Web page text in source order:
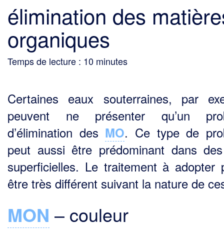
élimination des
organiques
Temps de lecture : 10 minutes
Certaines eaux souterraines, par
peuvent ne présenter qu’un
d’élimination des MO. Ce type de
peut aussi être prédominant dans
superficielles. Le traitement à adopter
être très différent suivant la nature de
MON – couleur